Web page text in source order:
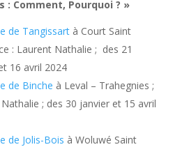
: Comment, Pourquoi ? »
de Tangissartà Court Saint
: Laurent Nathalie ; des 21
16 avril 2024
de Binche à Leval – Trahegnies ;
; des 30 janvier et 15 avril
de Jolis-Bois à Woluwé Saint